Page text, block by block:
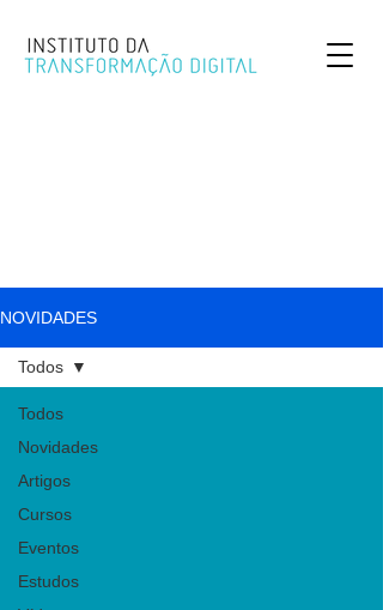
NOVIDADES
Todos
Novidades
Artigos
Cursos
Eventos
Estudos
Todos